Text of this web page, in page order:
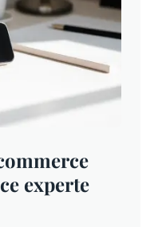
experte